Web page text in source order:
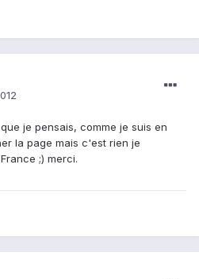
je pensais, comme je suis en
la page mais c'est rien je
;) merci.